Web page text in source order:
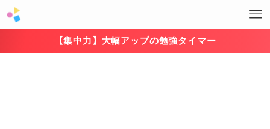
【集中力】大幅アップの勉強タイマー